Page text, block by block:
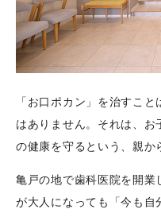
「お口ポカン」を治すこ
はありません。それは、
の健康を守るという、親か
亀戸の地で歯科医院を開業
が大人になっても「今も自